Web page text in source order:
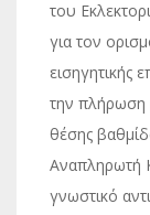
του
για τον
εισηγητικής
την πλήρωση
θέσης
Αναπληρωτή
γνωστικό